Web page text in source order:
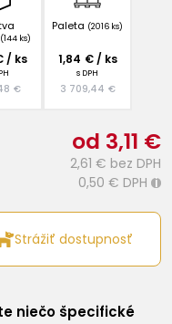
(144 ks)
/ ks
€
Paleta (2016 ks)
1,84 € / ks
s DPH
3 709,44 €
od 3,11 €
2,61 € bez DPH
0,50 € DPH i
Strážiť dostupnosť
niečo špecifické